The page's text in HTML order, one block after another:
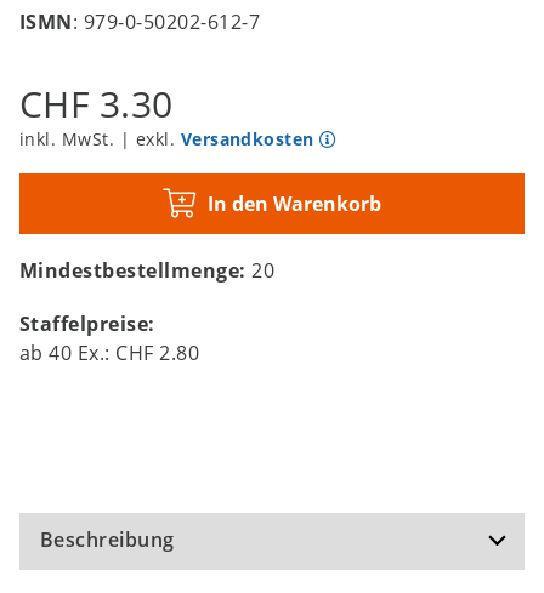
ISMN: 979-0-50202-612-7
CHF 3.30
inkl. MwSt. | exkl. Versandkosten
In den Warenkorb
Mindestbestellmenge:20
Staffelpreise:
ab40 Ex.: CHF 2.80
Beschreibung